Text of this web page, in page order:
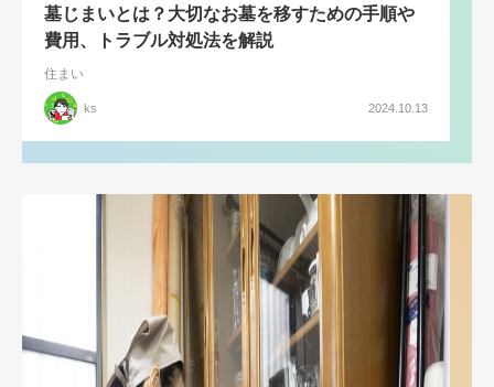
墓じまいとは？大切なお墓を移すための手順や
費用、トラブル対処法を解説
住まい
ks 2024.10.13